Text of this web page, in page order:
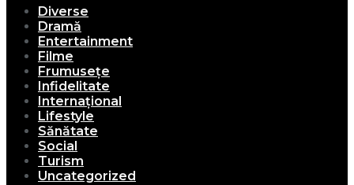
Diverse
Dramă
Entertainment
Filme
Frumusețe
Infidelitate
Internațional
Lifestyle
Sănătate
Social
Turism
Uncategorized